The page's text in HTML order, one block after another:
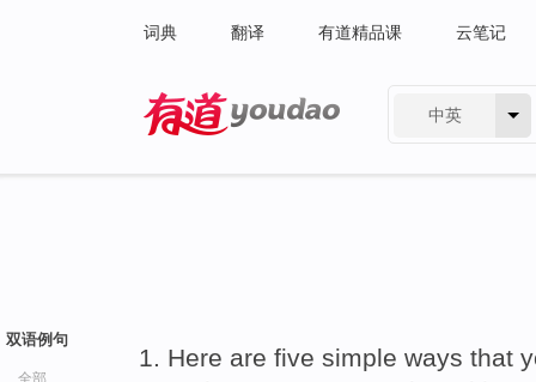
词典 翻译 有道精品课 云笔记
中英
双语例句
全部
Here are five simple ways that